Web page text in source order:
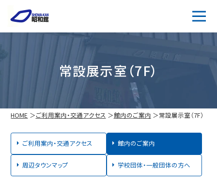
常設展示室（7F）
HOME ご利用案内・交通アクセス 館内のご案内 常設展示室（7F）
ご利用案内・交通アクセス 館内のご案内
周辺タウンマップ 学校団体・一般団体の方へ